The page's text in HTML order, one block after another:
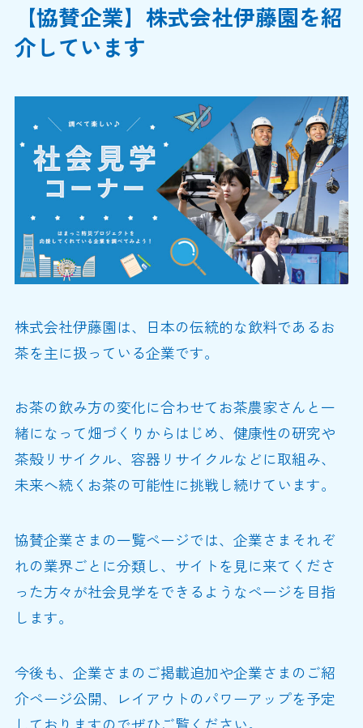
【協賛企業】株式会社伊藤園を紹
介しています
株式会社伊藤園は、日本の伝統的な飲料であるお
茶を主に扱っている企業です。
お茶の飲み方の変化に合わせてお茶農家さんと一
緒になって畑づくりからはじめ、健康性の研究や
茶殻リサイクル、容器リサイクルなどに取組み、
未来へ続くお茶の可能性に挑戦し続けています。
協賛企業さまの一覧ページでは、企業さまそれぞ
れの業界ごとに分類し、サイトを見に来てくださ
った方々が社会見学をできるようなページを目指
します。
今後も、企業さまのご掲載追加や企業さまのご紹
介ページ公開、レイアウトのパワーアップを予定